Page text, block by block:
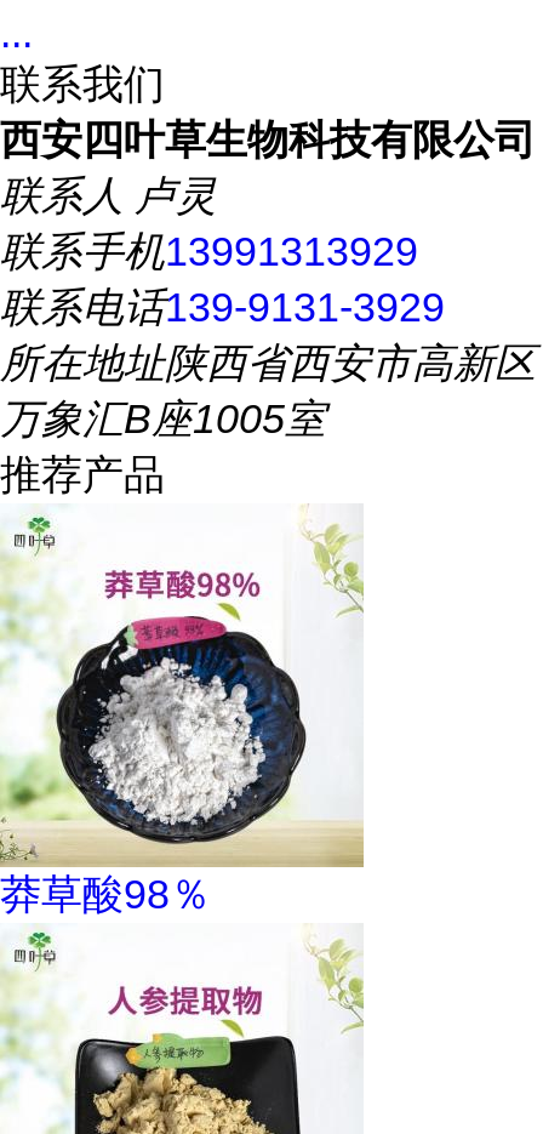
...
联系我们
西安四叶草生物科技有限公司
联系人 卢灵
联系手机13991313929
联系电话139-9131-3929
所在地址陕西省西安市高新区
万象汇B座1005室
推荐产品
莽草酸98％